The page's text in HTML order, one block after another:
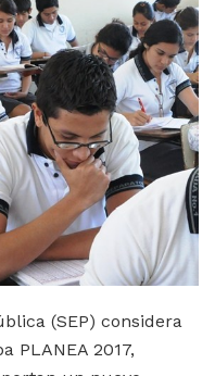
(SEP) considera
PLANEA 2017,